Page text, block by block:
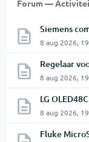
Forum —
Siemens
8 aug 2026,
Regelaar
8 aug 2026,
LG
8 aug 2026,
Fluke